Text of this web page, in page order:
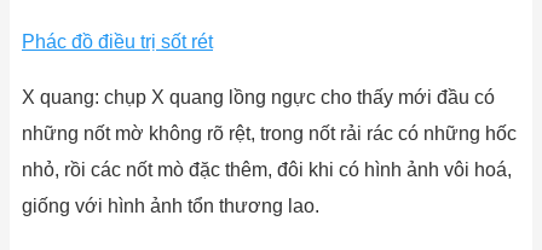
Phác đồ điều trị sốt rét
X quang: chụp X quang lồng ngực cho thấy mới đầu có
những nốt mờ không rõ rệt, trong nốt rải rác có những hốc
nhỏ, rồi các nốt mò đặc thêm, đôi khi có hình ảnh vôi hoá,
giống với hình ảnh tổn thương lao.